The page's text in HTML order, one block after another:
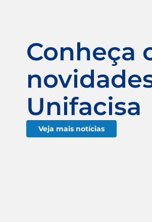
Conheça
Unifacisa
Veja mais notícias